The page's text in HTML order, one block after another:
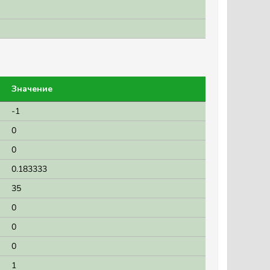
Значение
-1
0
0
0.183333
35
0
0
0
1